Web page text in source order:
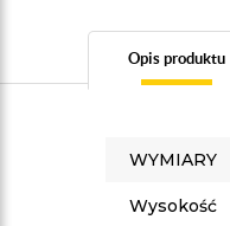
Opis produktu
WYMIARY
Wysokość